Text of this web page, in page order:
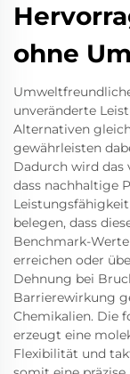
ohne
unveränderte
Alternativen
gewährleisten
Dadurch wird das
dass nachhaltige
belegen, dass
Benchmark-
erreichen oder
Dehnung bei
Barrierewirkung
Chemikalien. Die
erzeugt eine
Flexibilität und